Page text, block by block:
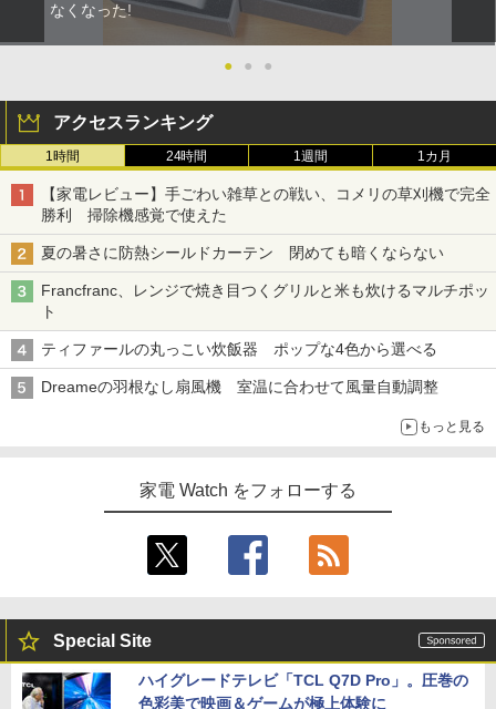
なくなった!
● ● ●
アクセスランキング
1時間 24時間 1週間 1カ月
【家電レビュー】手ごわい雑草との戦い、コメリの草刈機で完全
勝利 掃除機感覚で使えた
夏の暑さに防熱シールドカーテン 閉めても暗くならない
Francfranc、レンジで焼き目つくグリルと米も炊けるマルチポッ
ト
ティファールの丸っこい炊飯器 ポップな4色から選べる
Dreameの羽根なし扇風機 室温に合わせて風量自動調整
もっと見る
家電 Watch をフォローする
Special Site
ハイグレードテレビ「TCL Q7D Pro」。圧巻の
色彩美で映画＆ゲームが極上体験に